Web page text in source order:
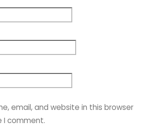
email, and website in this browser
I comment.